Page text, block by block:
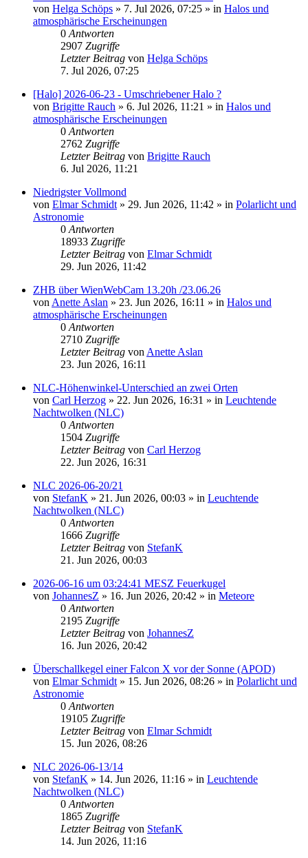
von Helga Schöps » 7. Jul 2026, 07:25 » in Halos und
atmosphärische Erscheinungen
0 Antworten
2907 Zugriffe
Letzter Beitrag von Helga Schöps
7. Jul 2026, 07:25
[Halo] 2026-06-23 - Umschriebener Halo ?
von Brigitte Rauch » 6. Jul 2026, 11:21 » in Halos und
atmosphärische Erscheinungen
0 Antworten
2762 Zugriffe
Letzter Beitrag von Brigitte Rauch
6. Jul 2026, 11:21
Niedrigster Vollmond
von Elmar Schmidt » 29. Jun 2026, 11:42 » in Polarlicht und
Astronomie
0 Antworten
18933 Zugriffe
Letzter Beitrag von Elmar Schmidt
29. Jun 2026, 11:42
ZHB über WienWebCam 13.20h /23.06.26
von Anette Aslan » 23. Jun 2026, 16:11 » in Halos und
atmosphärische Erscheinungen
0 Antworten
2710 Zugriffe
Letzter Beitrag von Anette Aslan
23. Jun 2026, 16:11
NLC-Höhenwinkel-Unterschied an zwei Orten
von Carl Herzog » 22. Jun 2026, 16:31 » in Leuchtende
Nachtwolken (NLC)
0 Antworten
1504 Zugriffe
Letzter Beitrag von Carl Herzog
22. Jun 2026, 16:31
NLC 2026-06-20/21
von StefanK » 21. Jun 2026, 00:03 » in Leuchtende
Nachtwolken (NLC)
0 Antworten
1666 Zugriffe
Letzter Beitrag von StefanK
21. Jun 2026, 00:03
2026-06-16 um 03:24:41 MESZ Feuerkugel
von JohannesZ » 16. Jun 2026, 20:42 » in Meteore
0 Antworten
2195 Zugriffe
Letzter Beitrag von JohannesZ
16. Jun 2026, 20:42
Überschallkegel einer Falcon X vor der Sonne (APOD)
von Elmar Schmidt » 15. Jun 2026, 08:26 » in Polarlicht und
Astronomie
0 Antworten
19105 Zugriffe
Letzter Beitrag von Elmar Schmidt
15. Jun 2026, 08:26
NLC 2026-06-13/14
von StefanK » 14. Jun 2026, 11:16 » in Leuchtende
Nachtwolken (NLC)
0 Antworten
1865 Zugriffe
Letzter Beitrag von StefanK
14. Jun 2026, 11:16